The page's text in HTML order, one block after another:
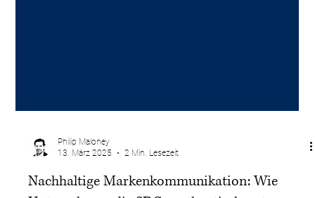
Philip Maloney